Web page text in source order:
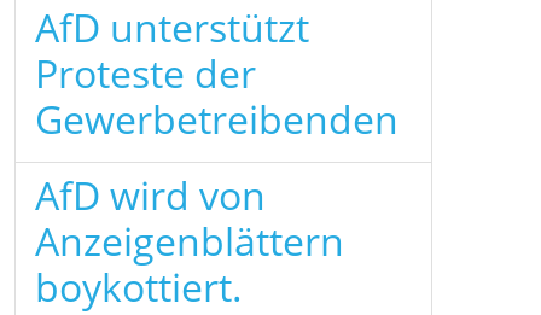
AfD unterstützt
Proteste der
Gewerbetreibenden
AfD wird von
Anzeigenblättern
boykottiert.